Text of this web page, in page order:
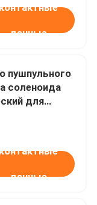
данные
пушпульного
соленоида
для
данные